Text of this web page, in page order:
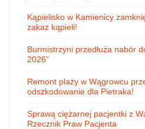
Kąpielisko w Kamienicy
zakaz kąpieli!
Burmistrzyni przedłuża nabór
2026”
Remont plaży w Wągrowcu
odszkodowanie dla Pietraka!
Sprawą ciężarnej pacjentki z
Rzecznik Praw Pacjenta